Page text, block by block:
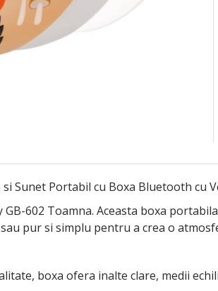
Sunet Portabil cu Boxa Bluetooth cu
602 Toamna. Aceasta boxa
pur si simplu pentru a crea o
boxa ofera inalte clare, medii